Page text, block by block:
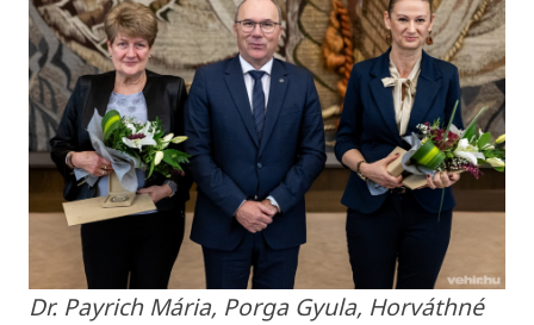
Dr. Payrich Mária, Porga Gyula, Horváthné